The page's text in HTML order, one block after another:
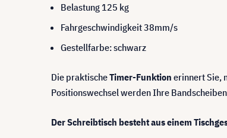
Belastung 125 kg
Fahrgeschwindigkeit 38mm/s
Gestellfarbe: schwarz
Die praktischeTimer-Funktion erinnert Sie,
Positionswechsel werden Ihre
Der Schreibtisch besteht aus einem